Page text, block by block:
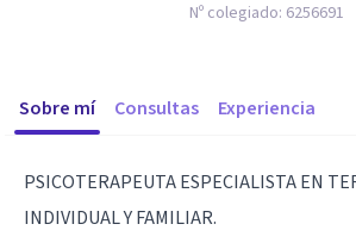
Nº colegiado: 6256691
Sobre mí Consultas Experiencia
PSICOTERAPEUTA ESPECIALISTA EN
INDIVIDUAL Y FAMILIAR.